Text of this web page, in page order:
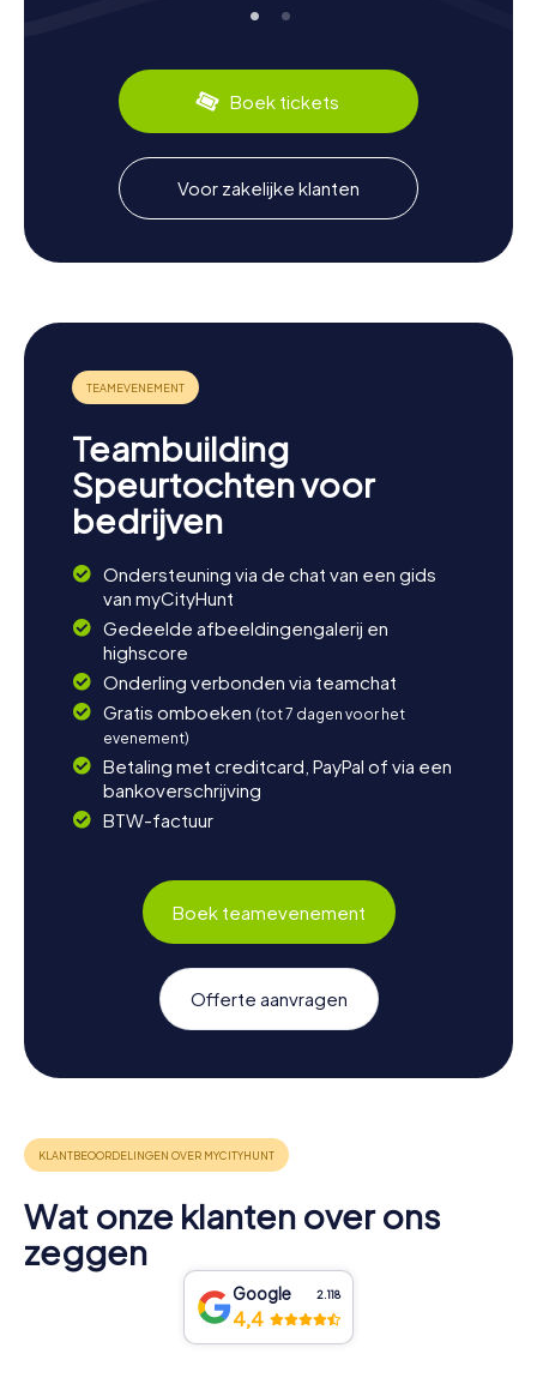
weerspiegeld in vele verhalen die jullie tijdens jullie
vernoemd naar Venus Aprilia, de vruchtbare Venus? Ook
op culinair gebied heeft de stad veel te bieden: probeer
de lokale specialiteiten zoals de heerlijke "Carciofi
Romaneschi" (Romeinse artisjokken) en laat je verleiden
door de smaken van de regio.
Verken de omgeving na de speurtocht in Aprilia
Na een succesvolle speurtocht in Aprilia is het de moeite
Pontijnse vlakte bieden tal van mogelijkheden voor
verdere avonturen. Bezoek de nabijgelegen Albaner
Bergen of ontspan aan de kust van de Tyrrheense Zee.
Als jullie meer over de regio willen weten, is een bezoek
bekend om zijn historische locaties, aan te raden. Sluit de
dag af met een gezellig diner in een van de uitnodigende
restaurants in Aprilia en geniet volop van de Italiaanse
gastvrijheid.
Boek tickets
Voor zakelijke klanten
Teambuilding
Speurtochten voor
bedrijven
Ondersteuning via de chat van een gids
van myCityHunt
Gedeelde afbeeldingengalerij en
highscore
Onderling verbonden via teamchat
Gratis omboeken (tot 7 dagen voor het
evenement)
Betaling met creditcard, PayPal of via een
bankoverschrijving
BTW-factuur
Boek teamevenement
Offerte aanvragen
Wat onze klanten over ons
zeggen
Google 2.118
4,4